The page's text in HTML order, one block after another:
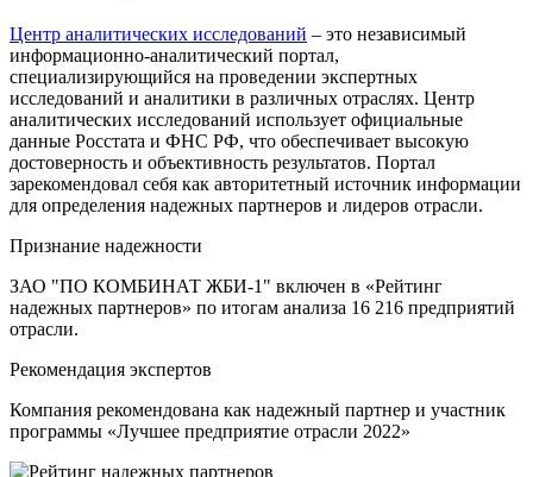
Центр аналитических исследований – это независимый
информационно-аналитический портал,
специализирующийся на проведении экспертных
исследований и аналитики в различных отраслях. Центр
аналитических исследований использует официальные
данные Росстата и ФНС РФ, что обеспечивает высокую
достоверность и объективность результатов. Портал
зарекомендовал себя как авторитетный источник информации
для определения надежных партнеров и лидеров отрасли.
Признание надежности
ЗАО "ПО КОМБИНАТ ЖБИ-1" включен в «Рейтинг
надежных партнеров» по итогам анализа 16 216 предприятий
отрасли.
Рекомендация экспертов
Компания рекомендована как надежный партнер и участник
программы «Лучшее предприятие отрасли 2022»